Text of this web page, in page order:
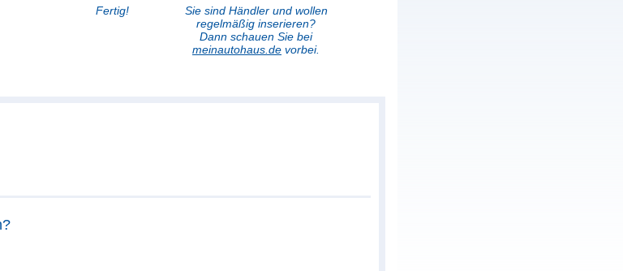
Fertig!
Sie sind Händler und wollen
regelmäßig inserieren?
Dann schauen Sie bei
meinautohaus.de vorbei.